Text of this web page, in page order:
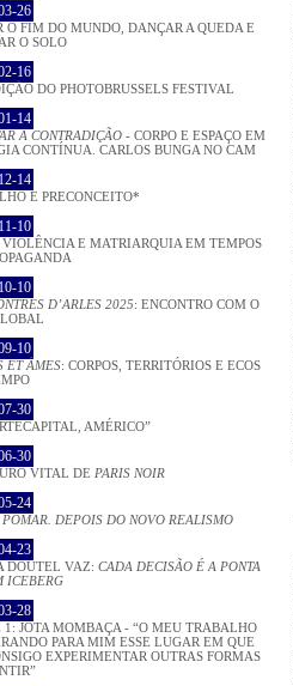
26
O FIM DO MUNDO, DANÇAR A QUEDA E
O SOLO
16
DO PHOTOBRUSSELS FESTIVAL
14
A CONTRADIÇÃO - CORPO E ESPAÇO EM
CONTÍNUA. CARLOS BUNGA NO CAM
14
E PRECONCEITO*
10
VIOLÊNCIA E MATRIARQUIA EM TEMPOS
10
D’ARLES 2025: ENCONTRO COM O
10
ET ÂMES: CORPOS, TERRITÓRIOS E ECOS
30
AMÉRICO”
30
VITAL DE PARIS NOIR
24
DEPOIS DO NOVO REALISMO
23
DOUTEL VAZ: CADA DECISÃO É A PONTA
ICEBERG
28
1: JOTA MOMBAÇA - “O MEU TRABALHO
PARA MIM ESSE LUGAR EM QUE
EXPERIMENTAR OUTRAS FORMAS